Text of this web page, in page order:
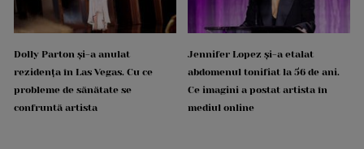
Dolly Parton și-a anulat
rezidența în Las Vegas. Cu ce
probleme de sănătate se
confruntă artista
Jennifer Lopez și-a etalat
abdomenul tonifiat la 56 de ani.
Ce imagini a postat artista în
mediul online